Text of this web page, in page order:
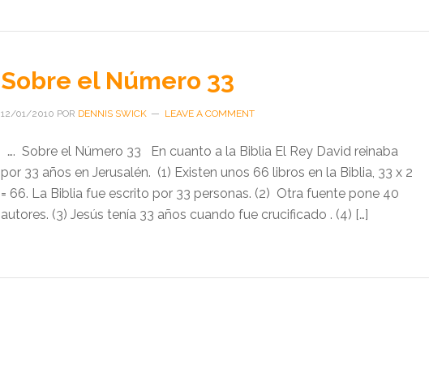
Sobre el Número 33
12/01/2010 POR DENNIS SWICK LEAVE A COMMENT
…. Sobre el Número 33 En cuanto a la Biblia El Rey David reinaba
por 33 años en Jerusalén. (1) Existen unos 66 libros en la Biblia, 33 x 2
= 66. La Biblia fue escrito por 33 personas. (2) Otra fuente pone 40
autores. (3) Jesús tenía 33 años cuando fue crucificado . (4) […]